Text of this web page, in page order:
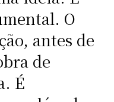
O
antes de
de
É